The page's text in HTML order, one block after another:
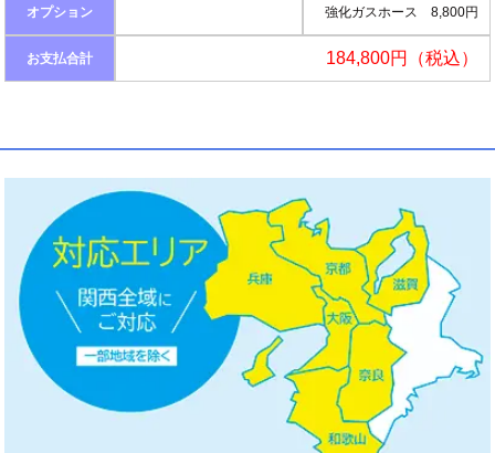
オプション 強化ガスホース 8,800円
お支払合計 184,800円（税込）